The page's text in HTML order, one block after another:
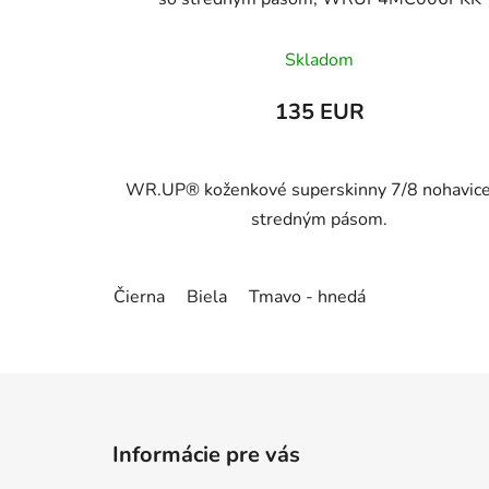
Skladom
135 EUR
WR.UP® koženkové superskinny 7/8
stredným pásom.
Čierna Biela Tmavo - hnedá
Informácie pre vás